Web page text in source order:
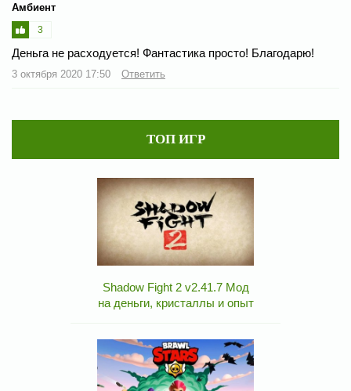
Амбиент
3
Деньга не расходуется! Фантастика просто! Благодарю!
3 октября 2020 17:50 Ответить
ТОП ИГР
Shadow Fight 2 v2.41.7 Мод
на деньги, кристаллы и опыт